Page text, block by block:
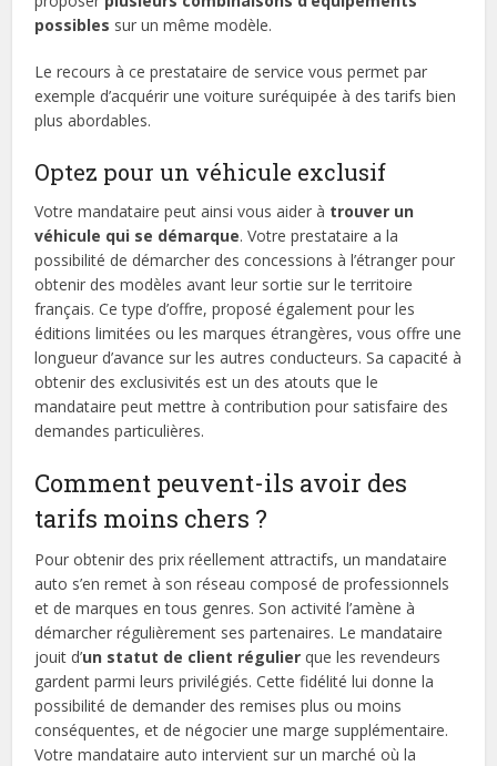
possibles sur un même modèle.
Le recours à ce prestataire de service vous permet par
exemple d’acquérir une voiture suréquipée à des tarifs bien
plus abordables.
Optez pour un véhicule exclusif
Votre mandataire peut ainsi vous aider à trouver un
véhicule qui se démarque. Votre prestataire a la
possibilité de démarcher des concessions à l’étranger pour
obtenir des modèles avant leur sortie sur le territoire
français. Ce type d’offre, proposé également pour les
éditions limitées ou les marques étrangères, vous offre une
longueur d’avance sur les autres conducteurs. Sa capacité à
obtenir des exclusivités est un des atouts que le
mandataire peut mettre à contribution pour satisfaire des
demandes particulières.
Comment peuvent-ils avoir des
tarifs moins chers ?
Pour obtenir des prix réellement attractifs, un mandataire
auto s’en remet à son réseau composé de professionnels
et de marques en tous genres. Son activité l’amène à
démarcher régulièrement ses partenaires. Le mandataire
jouit d’un statut de client régulier que les revendeurs
gardent parmi leurs privilégiés. Cette fidélité lui donne la
possibilité de demander des remises plus ou moins
conséquentes, et de négocier une marge supplémentaire.
Votre mandataire auto intervient sur un marché où la